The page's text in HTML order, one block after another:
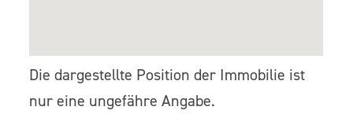
Die dargestellte Position der Immobilie ist
nur eine ungefähre Angabe.